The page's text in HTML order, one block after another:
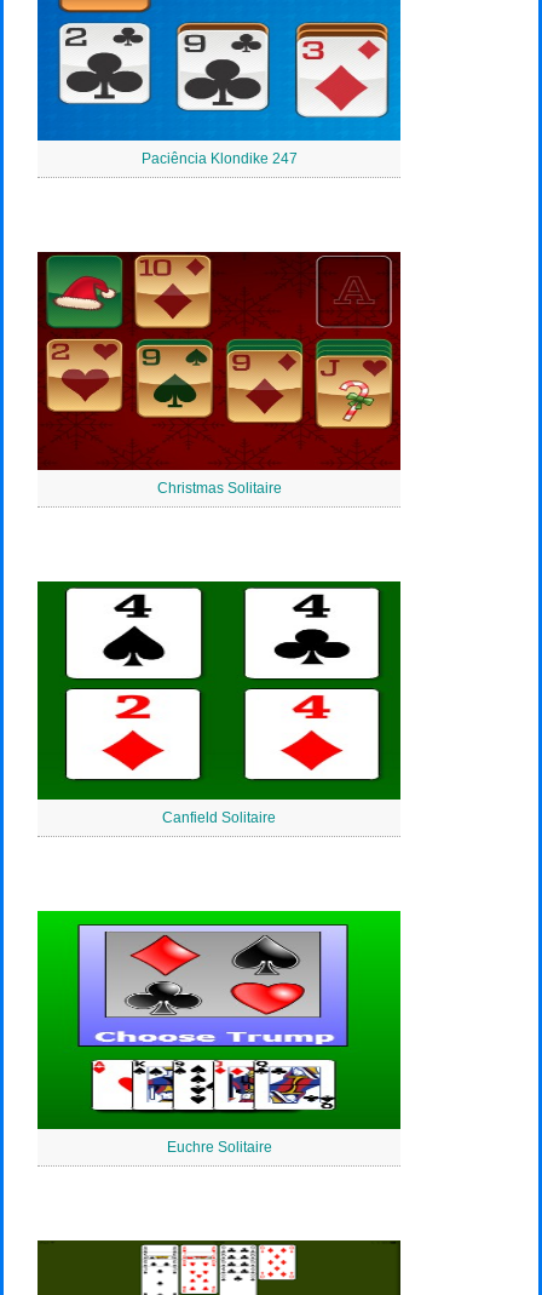
Paciência Klondike 247
Christmas Solitaire
Canfield Solitaire
Euchre Solitaire